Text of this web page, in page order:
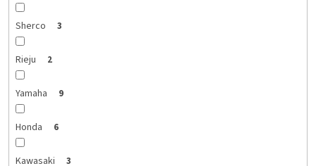
Sherco 3
Rieju 2
Yamaha 9
Honda 6
Kawasaki 3